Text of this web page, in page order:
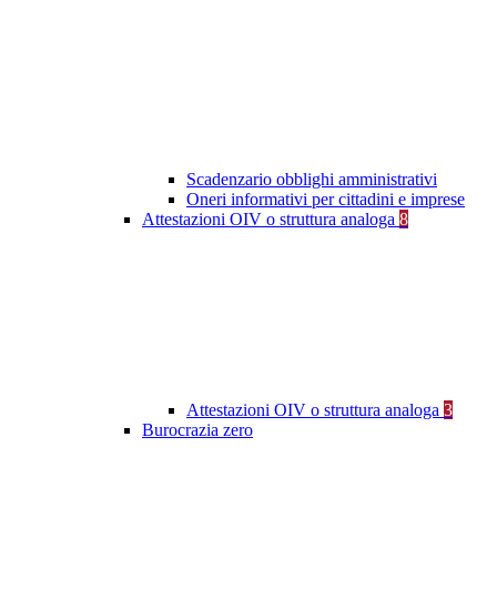
Scadenzario obblighi amministrativi
Oneri informativi per cittadini e imprese
Attestazioni OIV o struttura analoga 8
Attestazioni OIV o struttura analoga 3
Burocrazia zero